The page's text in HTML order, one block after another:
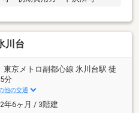
川台
東京メトロ副都心線 氷川台駅 徒
分
他の交通
年6ヶ月 / 3階建